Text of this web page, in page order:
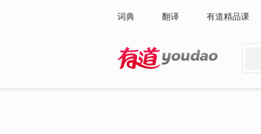
词典 翻译 有道精品课